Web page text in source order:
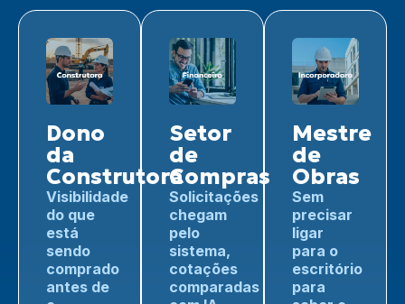
Dono
da
Construtora
Visibilidade
do que
está
sendo
comprado
antes de
Setor
de
Compras
Solicitações
chegam
pelo
sistema,
cotações
comparadas
Mestre
de
Obras
Sem
precisar
ligar
para o
escritório
para